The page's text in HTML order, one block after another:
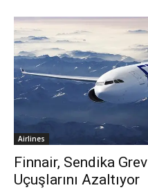
Airlines
Finnair, Sendika
Uçuşlarını Azaltıyor